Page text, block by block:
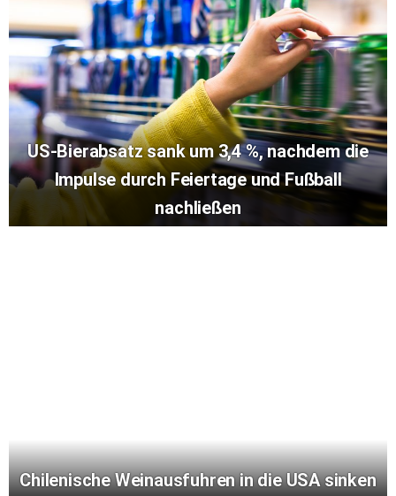
US-Bierabsatz sank um 3,4 %, nachdem die
Impulse durch Feiertage und Fußball
nachließen
Chilenische Weinausfuhren in die USA sinken